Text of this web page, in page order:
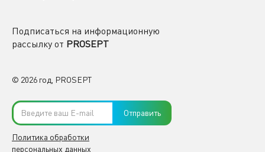
Подписаться на информационную
рассылку от PROSEPT
© 2026 год, PROSEPT
Отправить
Политика обработки
персональных данных